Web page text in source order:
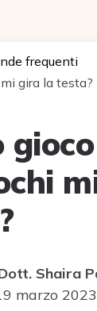
frequenti
gira la testa?
Shaira
marzo 2023